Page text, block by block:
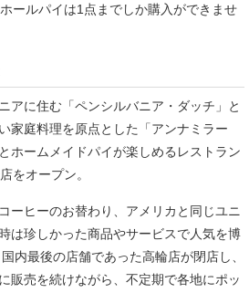
ールパイは1点までしか購入ができませ
アに住む「ペンシルバニア・ダッチ」と
家庭料理を原点とした「アンナミラー
ホームメイドパイが楽しめるレストラン
をオープン。
ーヒーのお替わり、アメリカと同じユニ
は珍しかった商品やサービスで人気を博
内最後の店舗であった高輪店が閉店し、
販売を続けながら、不定期で各地にポッ